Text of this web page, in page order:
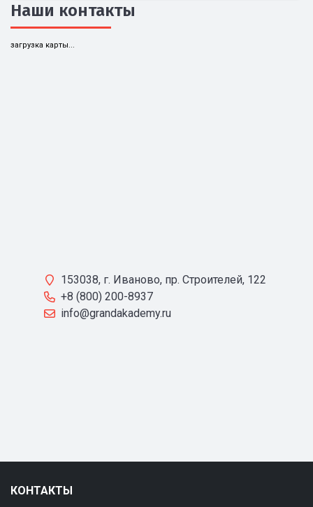
Наши контакты
загрузка карты...
153038, г. Иваново, пр. Строителей, 122
+8 (800) 200-8937
info@grandakademy.ru
КОНТАКТЫ